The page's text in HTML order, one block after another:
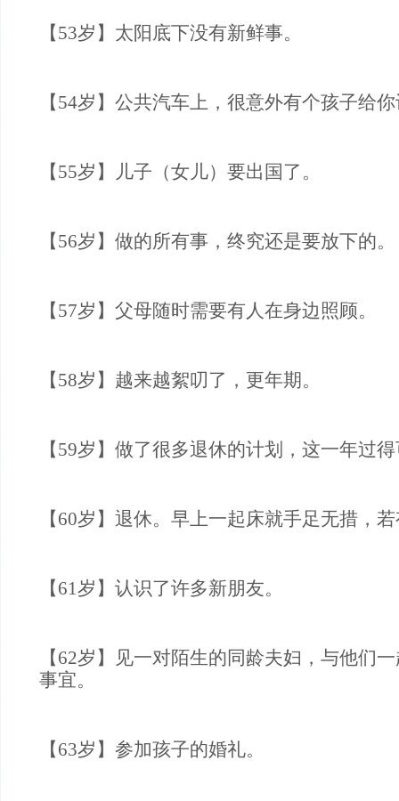
【53岁】太阳底下没有新鲜事。
【54岁】公共汽车上，很意外有个孩子给
【55岁】儿子（女儿）要出国了。
【56岁】做的所有事，终究还是要放下的。
【57岁】父母随时需要有人在身边照顾。
【58岁】越来越絮叨了，更年期。
【59岁】做了很多退休的计划，这一年过
【60岁】退休。早上一起床就手足无措，
【61岁】认识了许多新朋友。
【62岁】见一对陌生的同龄夫妇，与他们
事宜。
【63岁】参加孩子的婚礼。